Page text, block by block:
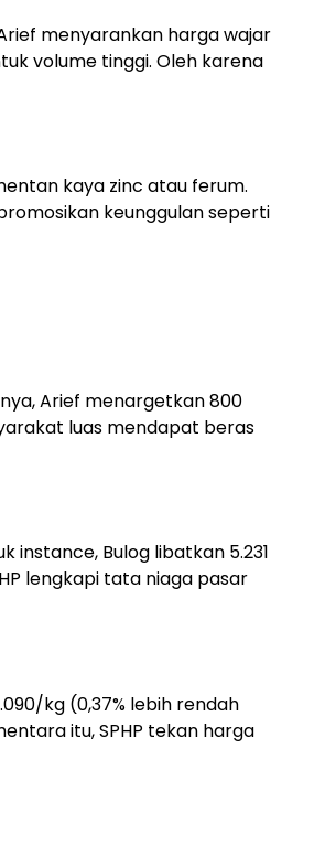
menyarankan harga wajar
volume tinggi. Oleh karena
kaya zinc atau ferum.
keunggulan seperti
Arief menargetkan 800
luas mendapat beras
instance, Bulog libatkan 5.231
lengkapi tata niaga pasar
kg (0,37% lebih rendah
itu, SPHP tekan harga